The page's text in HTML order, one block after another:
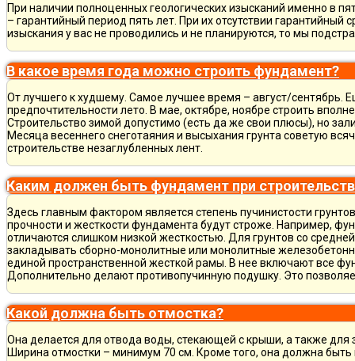
При наличии полноценных геологических изысканий именно в
– гарантийный период пять лет. При их отсутствии гарантийный
изыскания у вас не проводились и не планируются, то мы
В какое время года можно строить фундамент?
От лучшего к худшему. Самое лучшее время – август/сентябрь.
предпочтительности лето. В мае, октябре, ноябре строить
Строительство зимой допустимо (есть да же свои плюсы), но
Месяца весеннего снеготаяния и высыхания грунта советую
строительстве незаглубленных лент.
Каким должен быть фундамент при
Здесь главным фактором является степень пучинистости
прочности и жесткости фундамента будут строже. Например,
отличаются слишком низкой жесткостью. Для грунтов со
закладывать сборно-монолитные или монолитные
единой пространственной жесткой рамы. В нее включают все
Дополнительно делают противопучинную подушку. Это
Какой должна быть отмостка?
Она делается для отвода воды, стекающей с крыши, а также для
Ширина отмостки – минимум 70 см. Кроме того, она должна быть